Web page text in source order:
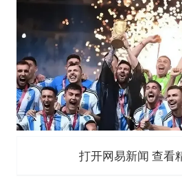
打开网易新闻 查看